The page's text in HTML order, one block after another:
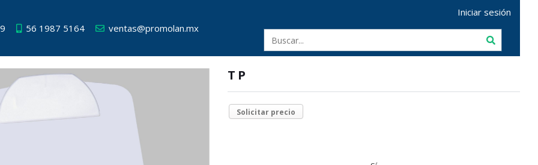
56 1987 5164 ventas@promolan.mx
Iniciar sesión
TP
Solicitar precio